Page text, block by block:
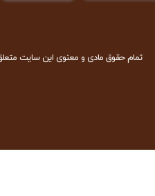
تمام حقوق مادی و معنوی این سایت